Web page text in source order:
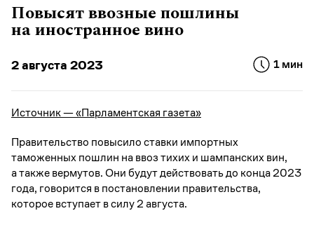
Повысят ввозные пошлины
на иностранное вино
2 августа 2023 1 мин
Источник — «Парламентская газета»
Правительство повысило ставки импортных
таможенных пошлин на ввоз тихих и шампанских вин,
а также вермутов. Они будут действовать до конца 2023
года, говорится в постановлении правительства,
которое вступает в силу 2 августа.